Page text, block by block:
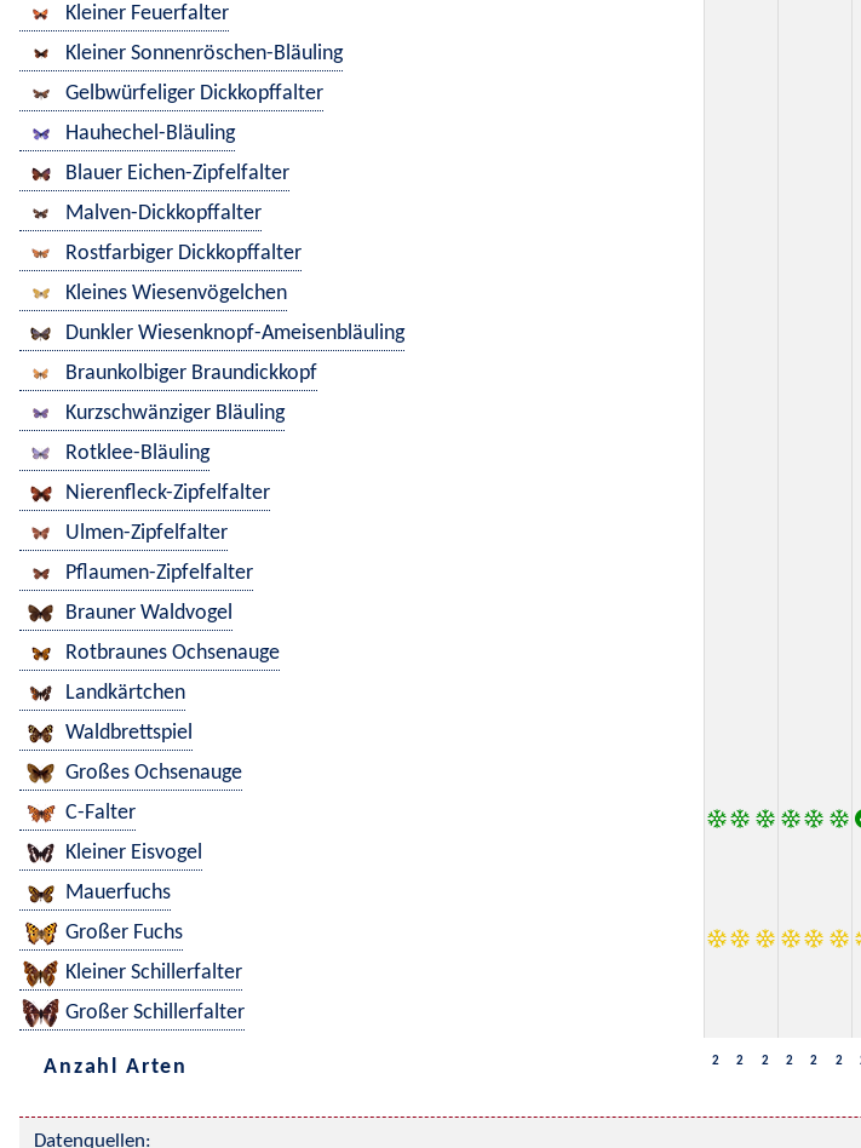
Kleiner Feuerfalter
Kleiner Sonnenröschen-Bläuling
Gelbwürfeliger Dickkopffalter
Hauhechel-Bläuling
Blauer Eichen-Zipfelfalter
Malven-Dickkopffalter
Rostfarbiger Dickkopffalter
Kleines Wiesenvögelchen
Dunkler Wiesenknopf-Ameisenbläuling
Braunkolbiger Braundickkopf
Kurzschwänziger Bläuling
Rotklee-Bläuling
Nierenfleck-Zipfelfalter
Ulmen-Zipfelfalter
Pflaumen-Zipfelfalter
Brauner Waldvogel
Rotbraunes Ochsenauge
Landkärtchen
Waldbrettspiel
Großes Ochsenauge
C-Falter
Kleiner Eisvogel
Mauerfuchs
Großer Fuchs
Kleiner Schillerfalter
Großer Schillerfalter
Anzahl Arten 2 2 2 2 2 2
Datenquellen: